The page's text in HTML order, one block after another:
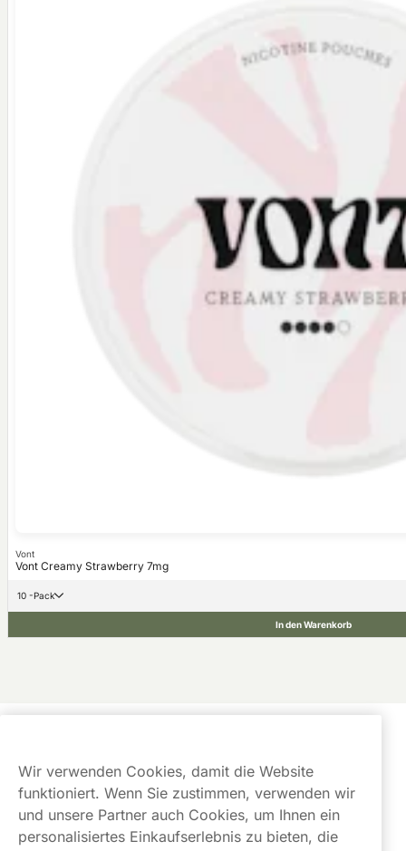
Vont
Vont Creamy Strawberry 7mg
10 -Pack
In den Warenkorb
Links
Über uns
Wir verwenden Cookies, damit die Website
funktioniert. Wenn Sie zustimmen, verwenden wir
und unsere Partner auch Cookies, um Ihnen ein
personalisiertes Einkaufserlebnis zu bieten, die